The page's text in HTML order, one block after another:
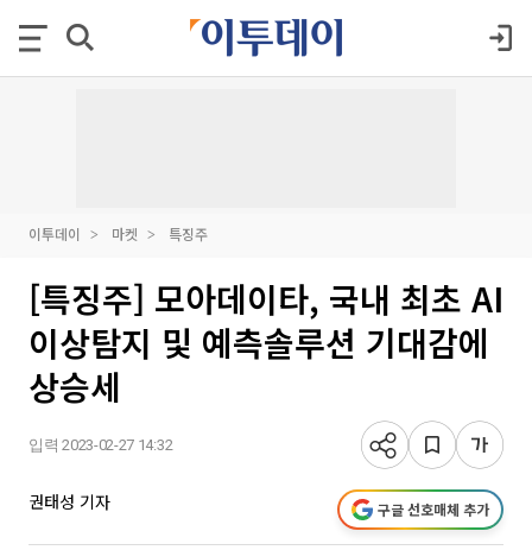
이투데이 마켓 특징주
[특징주] 모아데이타, 국내 최초 AI
이상탐지 및 예측솔루션 기대감에
상승세
입력 2023-02-27 14:32
권태성 기자 구글 선호매체 추가